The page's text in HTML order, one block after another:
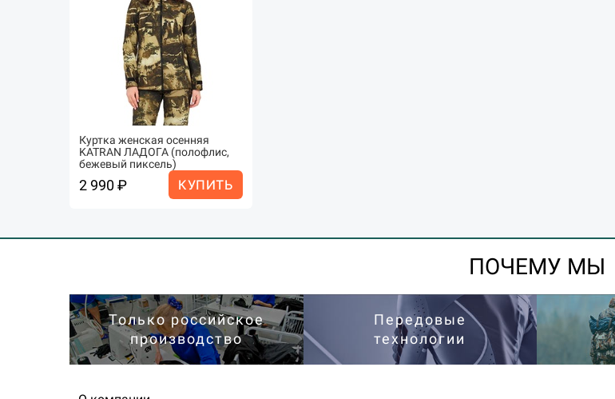
Куртка женская осенняя
KATRAN ЛАДОГА (полофлис,
бежевый пиксель)
2 990 ₽ КУПИТЬ
ПОЧЕМУ МЫ
Только российское
производство
Передовые
технологии